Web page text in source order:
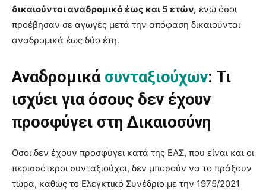
δικαιούνται αναδρομικά έως και 5 ετών, ενώ όσοι
προέβησαν σε αγωγές μετά την απόφαση δικαιούνται
αναδρομικά έως δύο έτη.
Αναδρομικά συνταξιούχων: Τι
ισχύει για όσους δεν έχουν
προσφύγει στη Δικαιοσύνη
Οσοι δεν έχουν προσφύγει κατά της ΕΑΣ, που είναι και οι
περισσότεροι συνταξιούχοι, δεν μπορούν να το πράξουν
τώρα, καθώς το Ελεγκτικό Συνέδριο με την 1975/2021